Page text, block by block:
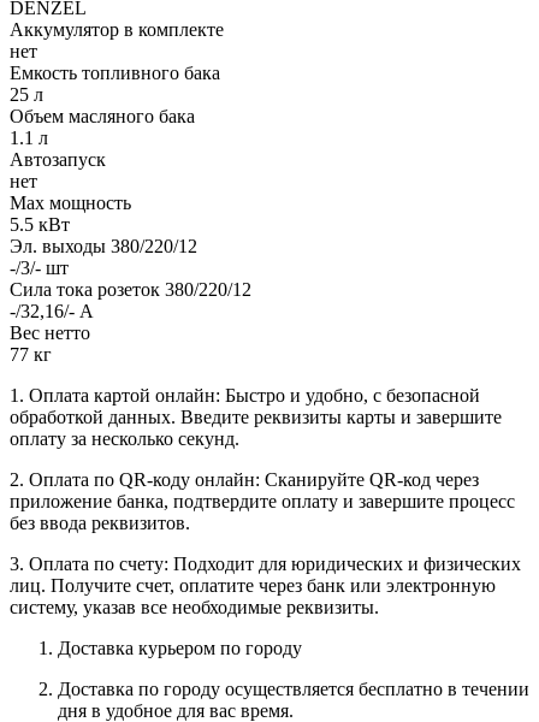
DENZEL
Аккумулятор в комплекте
нет
Емкость топливного бака
25 л
Объем масляного бака
1.1 л
Автозапуск
нет
Max мощность
5.5 кВт
Эл. выходы 380/220/12
-/3/- шт
Сила тока розеток 380/220/12
-/32,16/- А
Вес нетто
77 кг
1. Оплата картой онлайн: Быстро и удобно, с безопасной
обработкой данных. Введите реквизиты карты и завершите
оплату за несколько секунд.
2. Оплата по QR-коду онлайн: Сканируйте QR-код через
приложение банка, подтвердите оплату и завершите процесс
без ввода реквизитов.
3. Оплата по счету: Подходит для юридических и физических
лиц. Получите счет, оплатите через банк или электронную
систему, указав все необходимые реквизиты.
Доставка курьером по городу
Доставка по городу осуществляется бесплатно в течении
дня в удобное для вас время.